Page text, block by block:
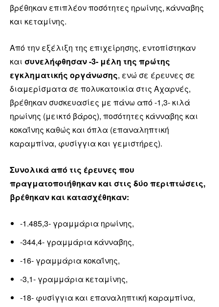
βρέθηκαν επιπλέον ποσότητες ηρωίνης, κάνναβης
και κεταμίνης.
Από την εξέλιξη της επιχείρησης, εντοπίστηκαν
και συνελήφθησαν -3- μέλη της πρώτης
εγκληματικής οργάνωσης, ενώ σε έρευνες σε
διαμερίσματα σε πολυκατοικία στις Αχαρνές,
βρέθηκαν συσκευασίες με πάνω από -1,3- κιλά
ηρωίνης (μεικτό βάρος), ποσότητες κάνναβης και
κοκαΐνης καθώς και όπλα (επαναληπτική
καραμπίνα, φυσίγγια και γεμιστήρες).
Συνολικά από τις έρευνες που
πραγματοποιήθηκαν και στις δύο περιπτώσεις,
βρέθηκαν και κατασχέθηκαν:
-1.485,3- γραμμάρια ηρωίνης,
-344,4- γραμμάρια κάνναβης,
-16- γραμμάρια κοκαΐνης,
-3,1- γραμμάρια κεταμίνης,
-18- φυσίγγια και επαναληπτική καραμπίνα,